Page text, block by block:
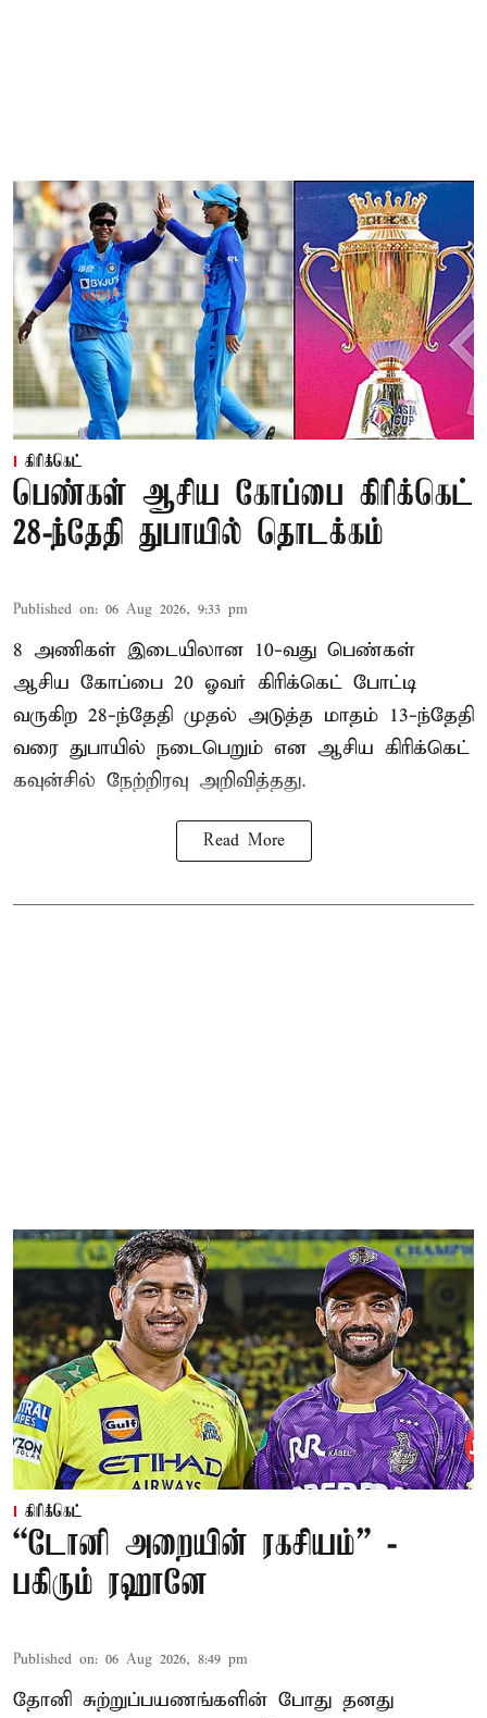
கிரிக்கெட்
பெண்கள் ஆசிய கோப்பை கிரிக்கெட்
28-ந்தேதி துபாயில் தொடக்கம்
Published on: 06 Aug 2026, 9:33 pm
8 அணிகள் இடையிலான 10-வது பெண்கள்
ஆசிய கோப்பை 20 ஓவர் கிரிக்கெட் போட்டி
வருகிற 28-ந்தேதி முதல் அடுத்த மாதம் 13-ந்தேதி
வரை துபாயில் நடைபெறும் என ஆசிய கிரிக்கெட்
கவுன்சில் நேற்றிரவு அறிவித்தது.
Read More
கிரிக்கெட்
“டோனி அறையின் ரகசியம்” -
பகிரும் ரஹானே
Published on: 06 Aug 2026, 8:49 pm
தோனி சுற்றுப்பயணங்களின் போது தனது